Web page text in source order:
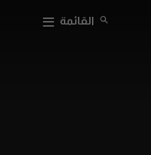
القائمة